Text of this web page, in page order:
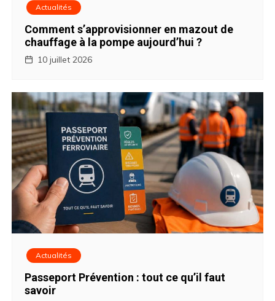
e
Actualités
Comment s’approvisionner en mazout de
chauffage à la pompe aujourd’hui ?
10 juillet 2026
Actualités
Passeport Prévention : tout ce qu’il faut
savoir